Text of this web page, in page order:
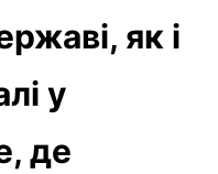
як і
у
де